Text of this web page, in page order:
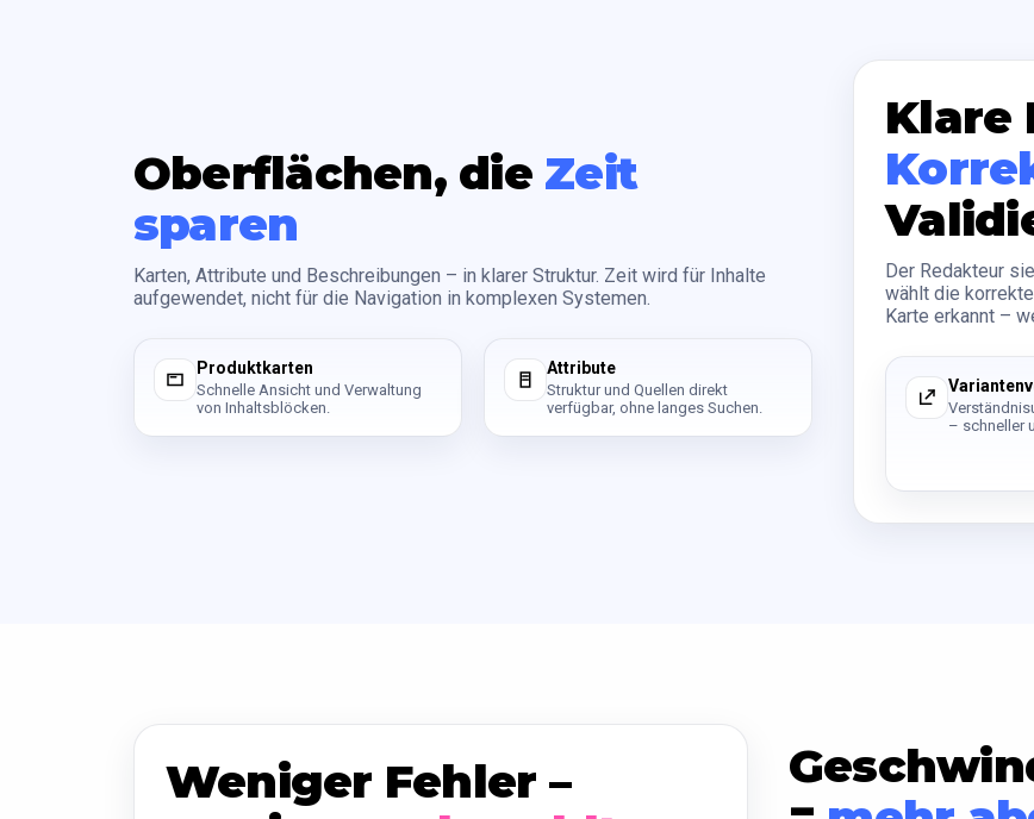
Oberflächen, die Zeit
sparen
Karten, Attribute und Beschreibungen – in klarer Struktur. Zeit wird für Inhalte
aufgewendet, nicht für die Navigation in komplexen Systemen.
Produktkarten
Schnelle Ansicht und Verwaltung
von Inhaltsblöcken.
Attribute
Struktur und Quellen direkt
verfügbar, ohne langes Suchen.
Klare
Der Redakteur
wählt die
Karte erkannt –
– schneller
Weniger Fehler –